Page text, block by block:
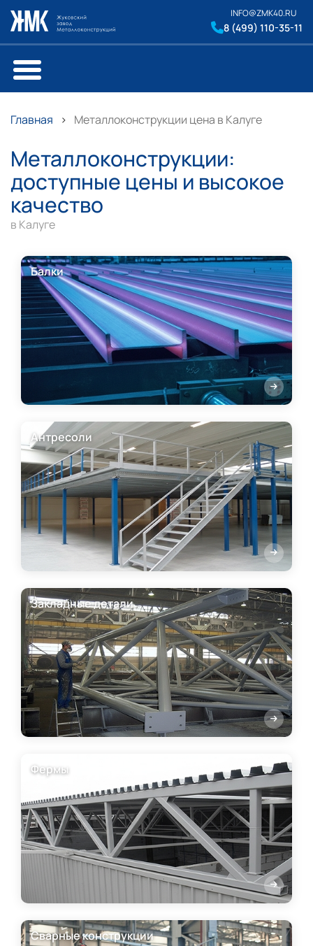
INFO@ZMK40.RU
8 (499) 110-35-11
Главная Металлоконструкции цена в Калуге
Металлоконструкции:
доступные цены и высокое
качество
в Калуге
Балки
Антресоли
Закладные детали
Фермы
Сварные конструкции